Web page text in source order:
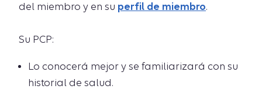
del miembro y en su perfil de miembro.
Su PCP:
Lo conocerá mejor y se familiarizará con su
historial de salud.